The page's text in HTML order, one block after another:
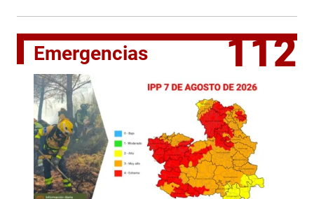
Emergencias 112